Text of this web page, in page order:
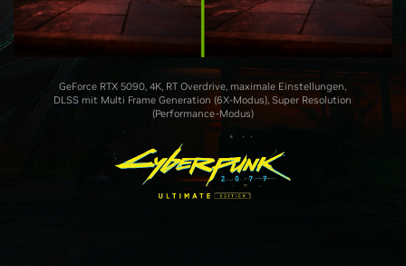
GeForce RTX 5090, 4K, RT Overdrive, maximale Einstellungen,
DLSS mit Multi Frame Generation (6X-Modus), Super Resolution
(Performance-Modus)